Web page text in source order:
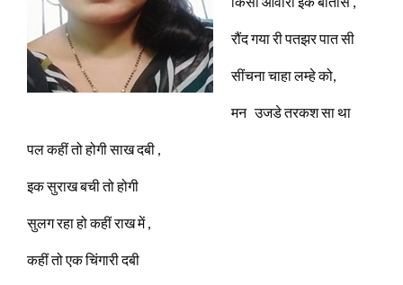
रौंद गया री पतझर पात सी
सींचना चाहा लम्हे को,
मन उजडे तरकश सा था
पल कहीं तो होगी साख दबी ,
इक सुराख बची तो होगी
सुलग रहा हो कहीं राख में ,
कहीं तो एक चिंगारी दबी